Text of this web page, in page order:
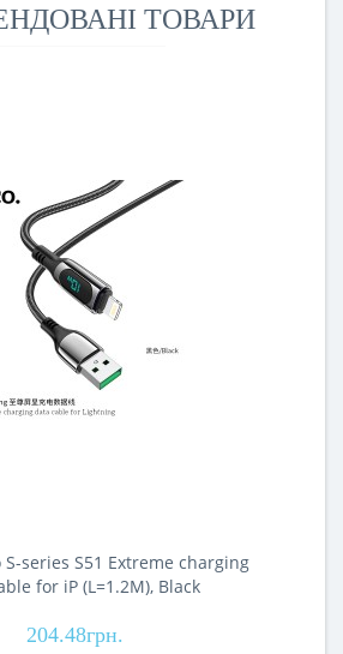
ТОВАРИ
S-series S51 Extreme charging
for iP (L=1.2M), Black
204.48грн.